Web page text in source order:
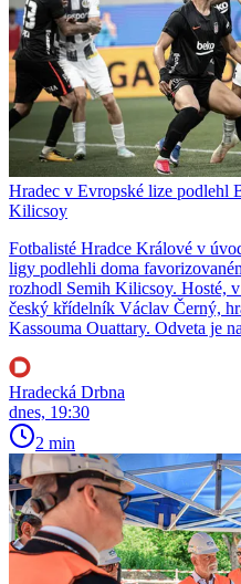
Hradec v Evropské lize podlehl
Kilicsoy
Fotbalisté Hradce Králové v
ligy podlehli doma
rozhodl Semih Kilicsoy. Hosté,
český křídelník Václav Černý,
Kassouma Ouattary. Odveta je
Hradecká Drbna
dnes, 19:30
2 min